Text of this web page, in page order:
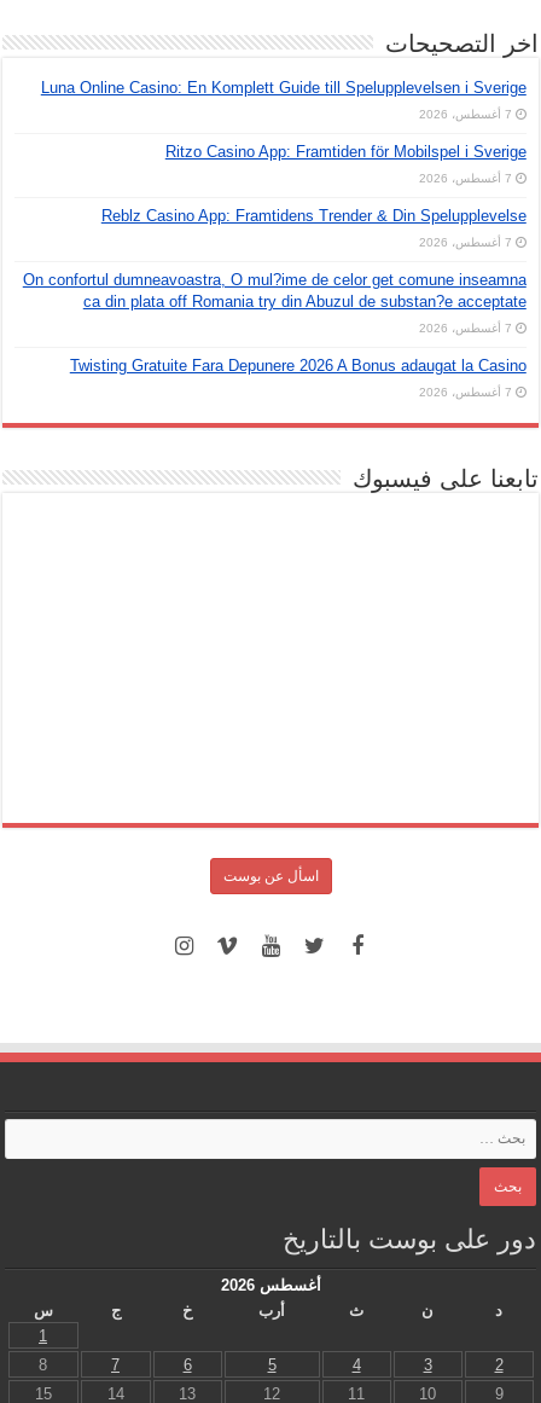
اخر التصحيحات
Luna Online Casino: En Komplett Guide till Spelupplevelsen i Sverige
7 أغسطس، 2026
Ritzo Casino App: Framtiden för Mobilspel i Sverige
7 أغسطس، 2026
Reblz Casino App: Framtidens Trender & Din Spelupplevelse
7 أغسطس، 2026
On confortul dumneavoastra, O mul?ime de celor get comune inseamna
ca din plata off Romania try din Abuzul de substan?e acceptate
7 أغسطس، 2026
Twisting Gratuite Fara Depunere 2026 A Bonus adaugat la Casino
7 أغسطس، 2026
تابعنا على فيسبوك
اسأل عن بوست
دور على بوست بالتاريخ
أغسطس 2026
د
ن ث أرب خ ج
س
1
2
3
4
5
6
7
8
9
10
11
12
13
14
15